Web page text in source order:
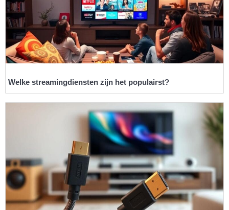
Welke streamingdiensten zijn het populairst?